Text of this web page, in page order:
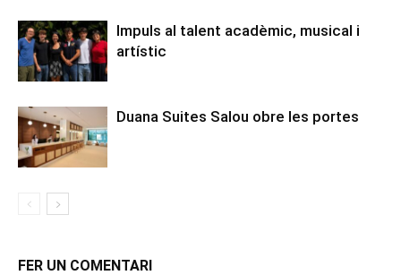
Impuls al talent acadèmic, musical i
artístic
Duana Suites Salou obre les portes
FER UN COMENTARI